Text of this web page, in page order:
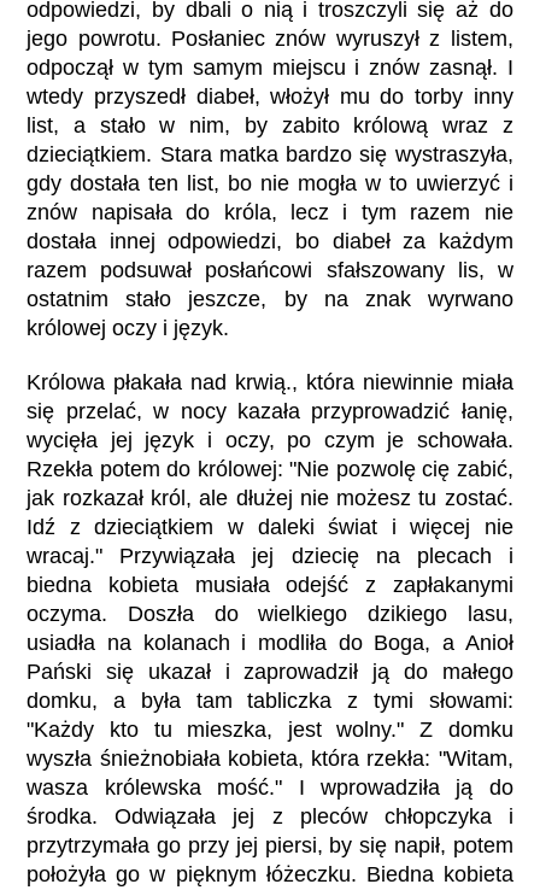
odpowiedzi, by dbali o nią i troszczyli się aż do
jego powrotu. Posłaniec znów wyruszył z listem,
odpoczął w tym samym miejscu i znów zasnął. I
wtedy przyszedł diabeł, włożył mu do torby inny
list, a stało w nim, by zabito królową wraz z
dzieciątkiem. Stara matka bardzo się wystraszyła,
gdy dostała ten list, bo nie mogła w to uwierzyć i
znów napisała do króla, lecz i tym razem nie
dostała innej odpowiedzi, bo diabeł za każdym
razem podsuwał posłańcowi sfałszowany lis, w
ostatnim stało jeszcze, by na znak wyrwano
królowej oczy i język.
Królowa płakała nad krwią., która niewinnie miała
się przelać, w nocy kazała przyprowadzić łanię,
wycięła jej język i oczy, po czym je schowała.
Rzekła potem do królowej: "Nie pozwolę cię zabić,
jak rozkazał król, ale dłużej nie możesz tu zostać.
Idź z dzieciątkiem w daleki świat i więcej nie
wracaj." Przywiązała jej dziecię na plecach i
biedna kobieta musiała odejść z zapłakanymi
oczyma. Doszła do wielkiego dzikiego lasu,
usiadła na kolanach i modliła do Boga, a Anioł
Pański się ukazał i zaprowadził ją do małego
domku, a była tam tabliczka z tymi słowami:
"Każdy kto tu mieszka, jest wolny." Z domku
wyszła śnieżnobiała kobieta, która rzekła: "Witam,
wasza królewska mość." I wprowadziła ją do
środka. Odwiązała jej z pleców chłopczyka i
przytrzymała go przy jej piersi, by się napił, potem
położyła go w pięknym łóżeczku. Biedna kobieta